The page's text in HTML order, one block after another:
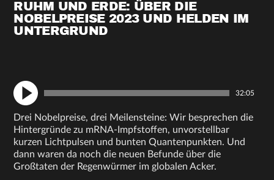
RUHM UND ERDE: ÜBER DIE
NOBELPREISE 2023 UND HELDEN IM
UNTERGRUND
32:05
Drei Nobelpreise, drei Meilensteine: Wir besprechen die
Hintergründe zu mRNA-Impfstoffen, unvorstellbar
kurzen Lichtpulsen und bunten Quantenpunkten. Und
dann waren da noch die neuen Befunde über die
Großtaten der Regenwürmer im globalen Acker.